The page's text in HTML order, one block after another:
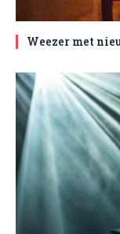
Weezer met